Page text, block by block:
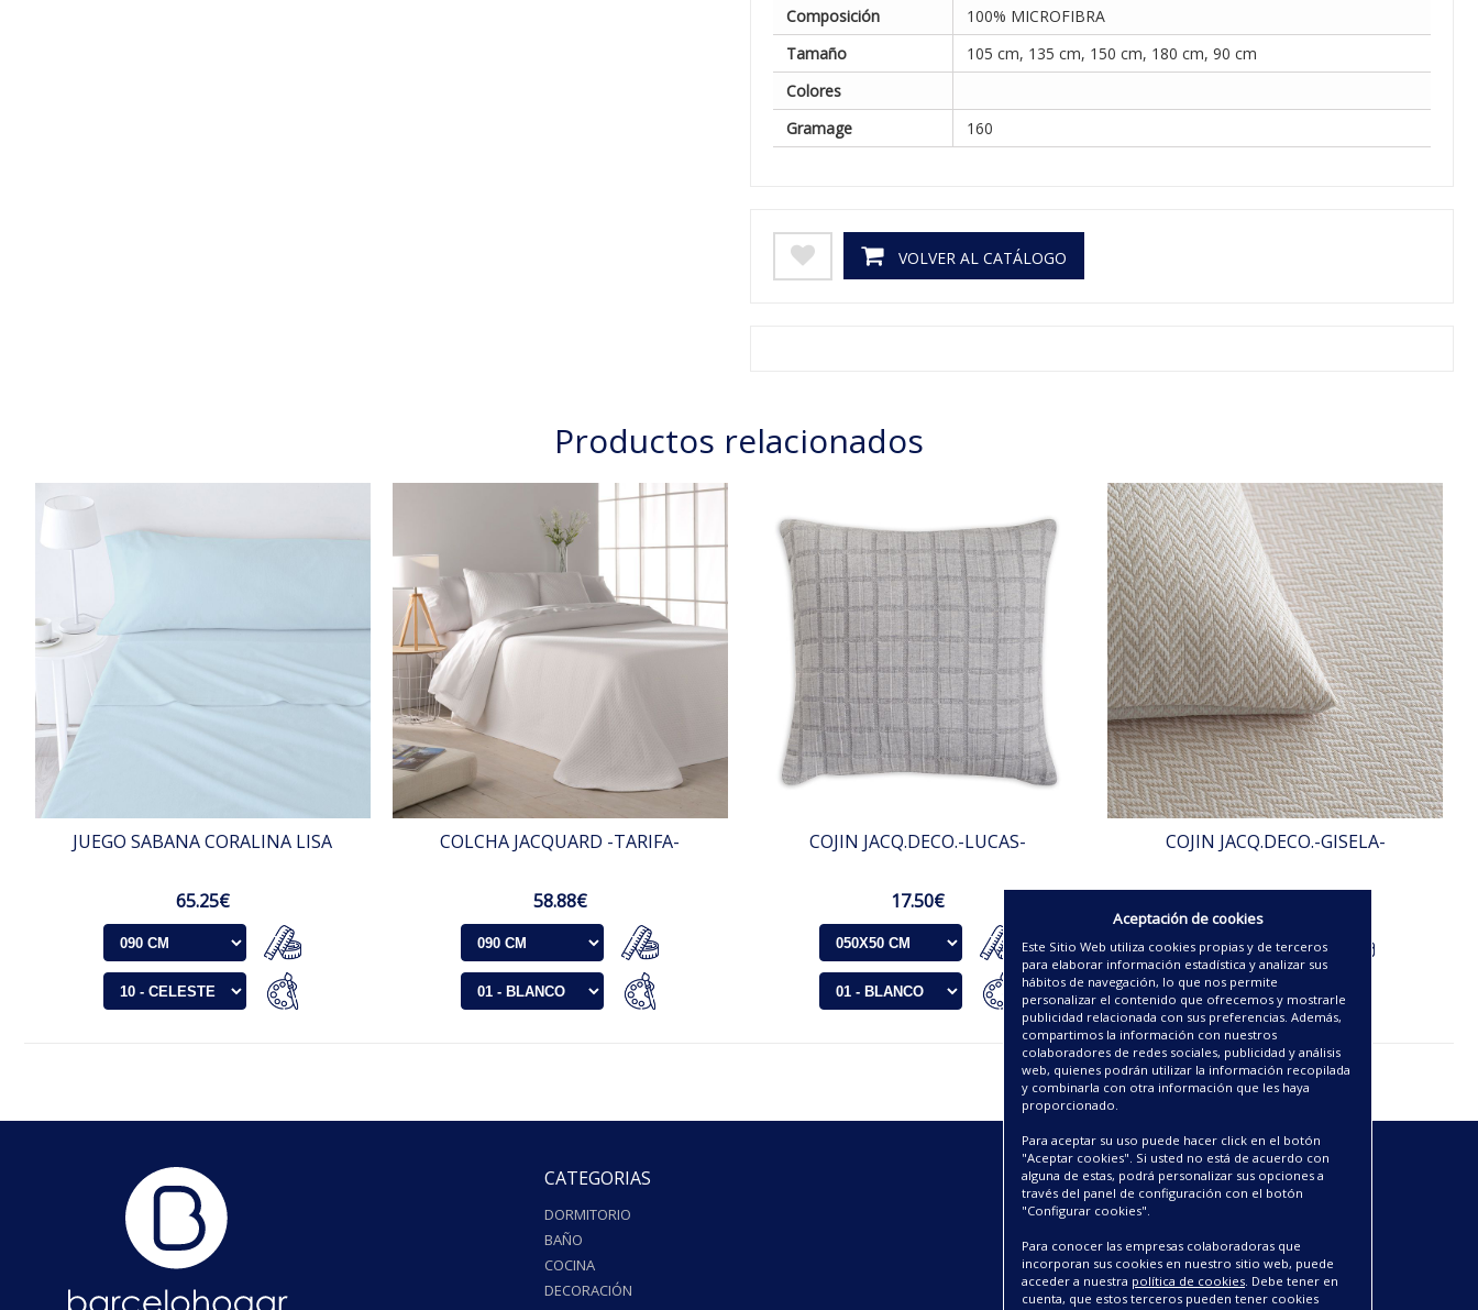
Composición
100% MICROFIBRA
Tamaño
105 cm, 135 cm, 150 cm, 180 cm, 90 cm
Colores
Gramage
160
VOLVER AL CATÁLOGO
Productos relacionados
JUEGO SABANA CORALINA LISA
65.25€
COLCHA JACQUARD -TARIFA-
58.88€
COJIN JACQ.DECO.-LUCAS-
17.50€
COJIN JACQ.DECO.-GISELA-
CATEGORIAS
DORMITORIO
BAÑO
COCINA
DECORACIÓN
ENLACES
CATÁLOGOS PDF
SOBRE NOSOTROS
CONDICIONES DE ENVÍO Y ENTREGA
POLÍTICA DE DEVOLUCIONES
Aceptación de cookies
Este Sitio Web utiliza cookies propias y de terceros
para elaborar información estadística y analizar sus
hábitos de navegación, lo que nos permite
personalizar el contenido que ofrecemos y mostrarle
publicidad relacionada con sus preferencias. Además,
compartimos la información con nuestros
colaboradores de redes sociales, publicidad y análisis
web, quienes podrán utilizar la información recopilada
y combinarla con otra información que les haya
proporcionado.
Para aceptar su uso puede hacer click en el botón
"Aceptar cookies". Si usted no está de acuerdo con
alguna de estas, podrá personalizar sus opciones a
través del panel de configuración con el botón
"Configurar cookies".
Para conocer las empresas colaboradoras que
incorporan sus cookies en nuestro sitio web, puede
acceder a nuestra política de cookies. Debe tener en
cuenta, que estos terceros pueden tener cookies